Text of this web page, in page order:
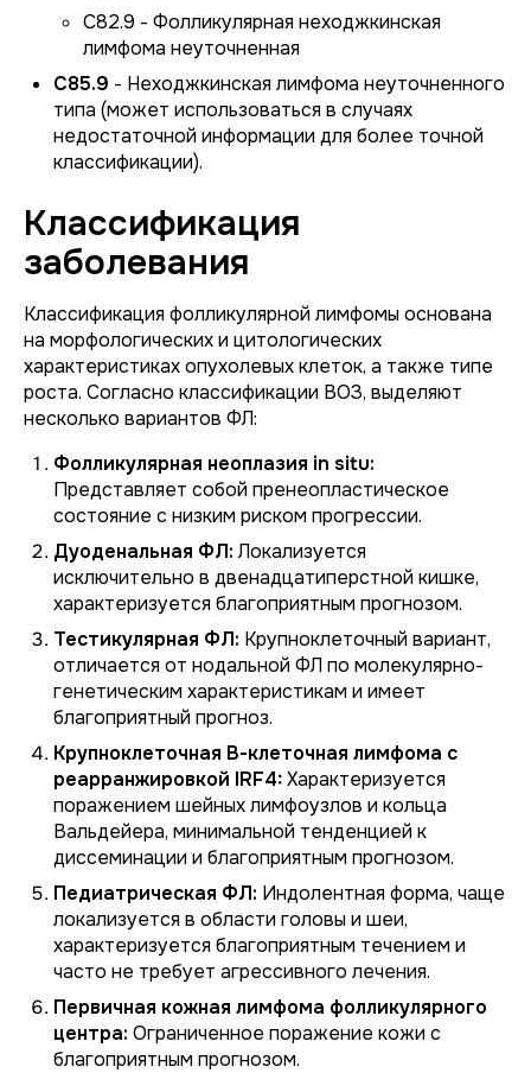
C82.9 - Фолликулярная неходжкинская
лимфома неуточненная
C85.9 - Неходжкинская лимфома неуточненного
типа (может использоваться в случаях
недостаточной информации для более точной
классификации).
Классификация
заболевания
Классификация фолликулярной лимфомы основана
на морфологических и цитологических
характеристиках опухолевых клеток, а также типе
роста. Согласно классификации ВОЗ, выделяют
несколько вариантов ФЛ:
Фолликулярная неоплазия in situ:
Представляет собой пренеопластическое
состояние с низким риском прогрессии.
Дуоденальная ФЛ:Локализуется
исключительно в двенадцатиперстной кишке,
характеризуется благоприятным прогнозом.
Тестикулярная ФЛ: Крупноклеточный вариант,
отличается от нодальной ФЛ по молекулярно-
генетическим характеристикам и имеет
благоприятный прогноз.
Крупноклеточная В-клеточная лимфома с
реарранжировкой IRF4:Характеризуется
поражением шейных лимфоузлов и кольца
Вальдейера, минимальной тенденцией к
диссеминации и благоприятным прогнозом.
Педиатрическая ФЛ: Индолентная форма, чаще
локализуется в области головы и шеи,
характеризуется благоприятным течением и
часто не требует агрессивного лечения.
Первичная кожная лимфома фолликулярного
центра: Ограниченное поражение кожи с
благоприятным прогнозом.